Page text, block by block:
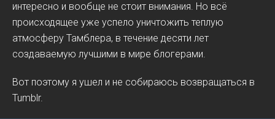
интересно и вообще не стоит внимания. Но всё
происходящее уже успело уничтожить теплую
атмосферу Тамблера, в течение десяти лет
создаваемую лучшими в мире блогерами.
Вот поэтому я ушел и не собираюсь возвращаться в
Tumblr.